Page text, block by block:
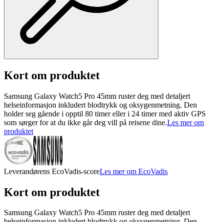
Kort om produktet
Samsung Galaxy Watch5 Pro 45mm ruster deg med detaljert
helseinformasjon inkludert blodtrykk og oksygenmetning. Den
holder seg gående i opptil 80 timer eller i 24 timer med aktiv GPS
som sørger for at du ikke går deg vill på reisene dine.Les mer om
produktet
Leverandørens EcoVadis-scoreLes mer om EcoVadis
Kort om produktet
Samsung Galaxy Watch5 Pro 45mm ruster deg med detaljert